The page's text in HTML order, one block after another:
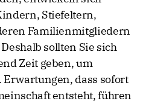
Stiefeltern,
Familienmitgliedern
sollten Sie sich
Zeit geben, um
dass sofort
entsteht, führen